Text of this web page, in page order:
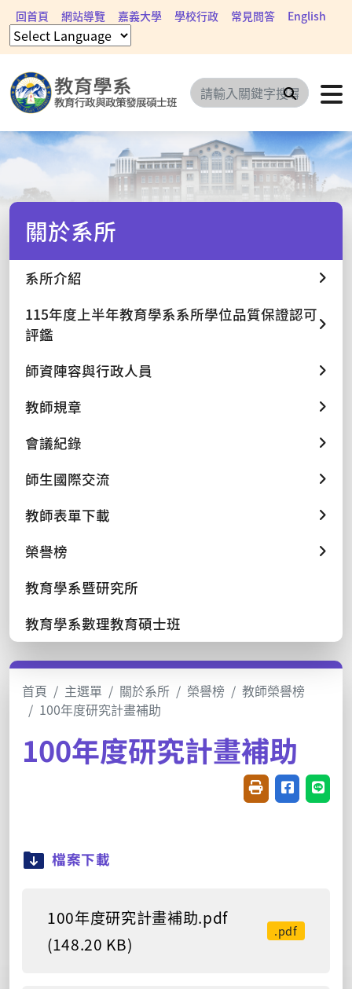
回首頁 網站導覽 嘉義大學 學校行政 常見問答 English
搜尋
關於系所
系所介紹
115年度上半年教育學系系所學位品質保證認可
評鑑
師資陣容與行政人員
教師規章
會議紀錄
師生國際交流
教師表單下載
榮譽榜
教育學系暨研究所
教育學系數理教育碩士班
首頁 主選單 關於系所 榮譽榜
教師榮譽榜
100年度研究計畫補助
100年度研究計畫補助
友善列印(開新視
分享至臉書
分享
檔案下載
100年度研究計畫補助.pdf
(148.20 KB)
.pdf